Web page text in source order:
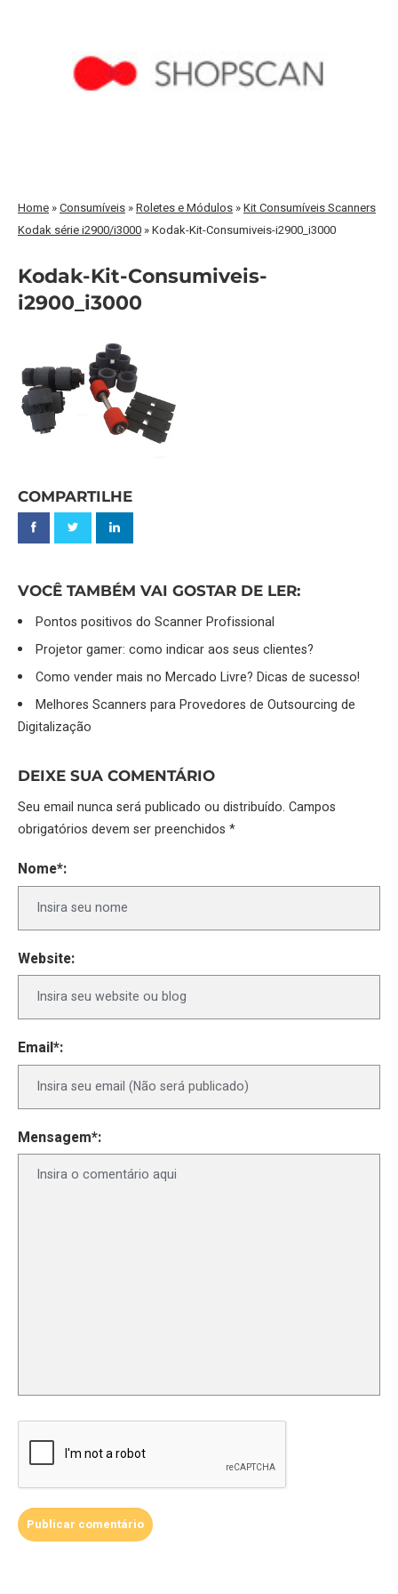
Home »Consumíveis »Roletes e Módulos »Kit Consumíveis Scanners
Kodak série i2900/i3000 »Kodak-Kit-Consumiveis-i2900_i3000
Kodak-Kit-Consumiveis-
i2900_i3000
COMPARTILHE
VOCÊ TAMBÉM VAI GOSTAR DE LER:
Pontos positivos do Scanner Profissional
Projetor gamer: como indicar aos seus clientes?
Como vender mais no Mercado Livre? Dicas de sucesso!
Melhores Scanners para Provedores de Outsourcing de
Digitalização
DEIXE SUA COMENTÁRIO
Seu email nunca será publicado ou distribuído. Campos
obrigatórios devem ser preenchidos *
Nome*:
Website:
Email*:
Mensagem*: